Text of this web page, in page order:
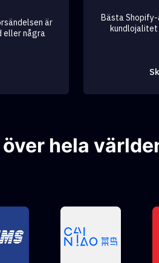
är
eller några
Bästa
kundlojalitet
hela